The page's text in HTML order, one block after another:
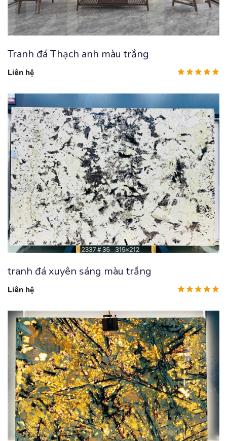
Tranh đá Thạch anh màu trắng
Liên hệ
tranh đá xuyên sáng màu trắng
Liên hệ